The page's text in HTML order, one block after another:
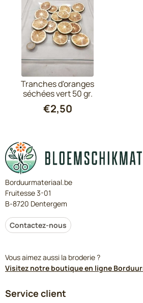
Tranches d'oranges
séchées vert 50 gr.
€2,50
Borduurmateriaal.be
Fruitesse 3-01
B-8720 Dentergem
Contactez-nous
Vous aimez aussi la broderie ?
Visitez notre boutique en ligne
Service client